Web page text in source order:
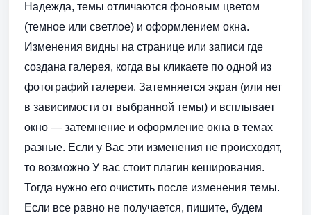
Надежда, темы отличаются фоновым цветом
(темное или светлое) и оформлением окна.
Изменения видны на странице или записи где
создана галерея, когда вы кликаете по одной из
фотографий галереи. Затемняется экран (или нет
в зависимости от выбранной темы) и всплывает
окно — затемнение и оформление окна в темах
разные. Если у Вас эти изменения не происходят,
то возможно У вас стоит плагин кеширования.
Тогда нужно его очистить после изменения темы.
Если все равно не получается, пишите, будем